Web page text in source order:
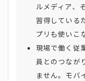
ルメディア、
習得している
プリも使いこ
現場で働く従
員とのつなが
ません。モバ